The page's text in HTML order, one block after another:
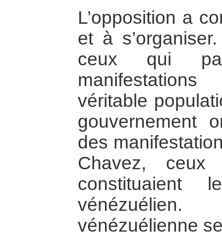
L’opposition a
et à
ceux qui
véritable
gouvernement
des
Chavez,
constituaient
vénézuélienne